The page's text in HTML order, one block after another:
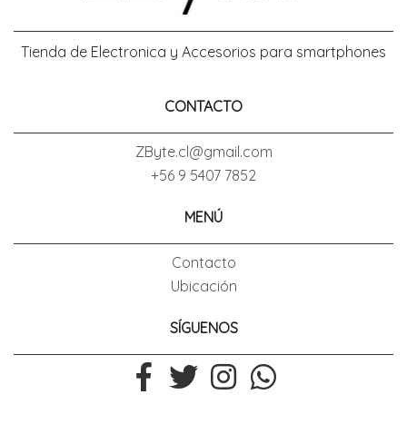
Tienda de Electronica y Accesorios para smartphones
CONTACTO
ZByte.cl@gmail.com
+56 9 5407 7852
MENÚ
Contacto
Ubicación
SÍGUENOS